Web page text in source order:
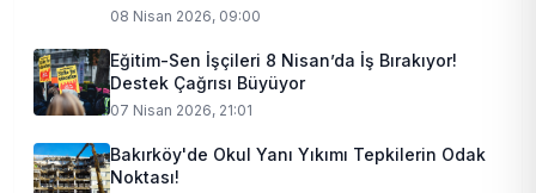
08 Nisan 2026, 09:00
Eğitim-Sen İşçileri 8 Nisan’da İş Bırakıyor!
Destek Çağrısı Büyüyor
07 Nisan 2026, 21:01
Bakırköy'de Okul Yanı Yıkımı Tepkilerin Odak
Noktası!